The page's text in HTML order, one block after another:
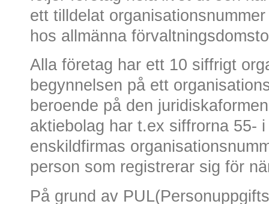
ett tilldelat
hos allmänna
Alla företag har ett 10 siffrigt
begynnelsen på ett
beroende på den
aktiebolag har t.ex siffrorna 55-
enskildfirmas
person som registrerar sig för
På grund av